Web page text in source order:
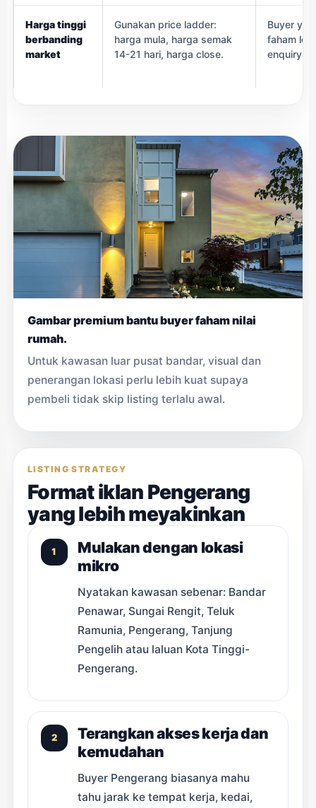
Harga tinggi
berbanding
market
Gunakan price ladder:
harga mula, harga semak
14-21 hari, harga close.
Buyer
faham
enquiry
Gambar premium bantu buyer faham nilai
rumah.
Untuk kawasan luar pusat bandar, visual dan
penerangan lokasi perlu lebih kuat supaya
pembeli tidak skip listing terlalu awal.
LISTING STRATEGY
Format iklan Pengerang
yang lebih meyakinkan
1
Mulakan dengan lokasi
mikro
Nyatakan kawasan sebenar: Bandar
Penawar, Sungai Rengit, Teluk
Ramunia, Pengerang, Tanjung
Pengelih atau laluan Kota Tinggi-
Pengerang.
2
Terangkan akses kerja dan
kemudahan
Buyer Pengerang biasanya mahu
tahu jarak ke tempat kerja, kedai,